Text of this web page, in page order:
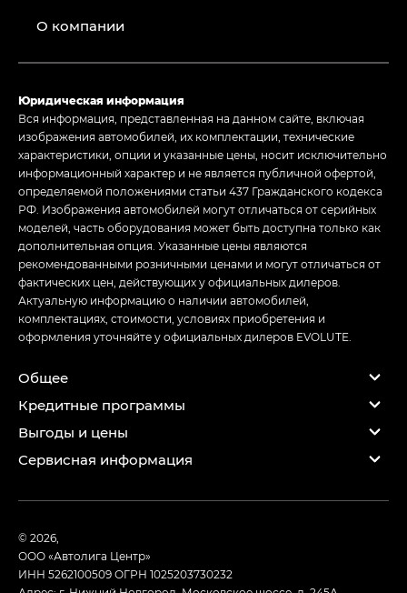
О компании
Юридическая информация
Вся информация, представленная на данном сайте, включая
изображения автомобилей, их комплектации, технические
характеристики, опции и указанные цены, носит исключительно
информационный характер и не является публичной офертой,
определяемой положениями статьи 437 Гражданского кодекса
РФ. Изображения автомобилей могут отличаться от серийных
моделей, часть оборудования может быть доступна только как
дополнительная опция. Указанные цены являются
рекомендованными розничными ценами и могут отличаться от
фактических цен, действующих у официальных дилеров.
Актуальную информацию о наличии автомобилей,
комплектациях, стоимости, условиях приобретения и
оформления уточняйте у официальных дилеров EVOLUTE.
Общее
Кредитные программы
Выгоды и цены
Сервисная информация
© 2026,
ООО «Автолига Центр»
ИНН 5262100509ОГРН 1025203730232